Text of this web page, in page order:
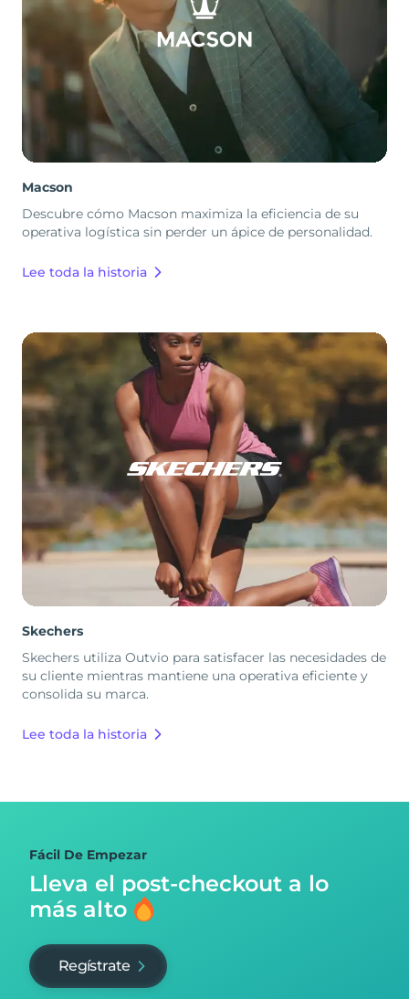
Macson
Descubre cómo Macson maximiza la eficiencia de su
operativa logística sin perder un ápice de personalidad.
Lee toda la historia
Skechers
Skechers utiliza Outvio para satisfacer las necesidades de
su cliente mientras mantiene una operativa eficiente y
consolida su marca.
Lee toda la historia
Fácil De Empezar
Lleva el post-checkout a lo
más alto
Regístrate